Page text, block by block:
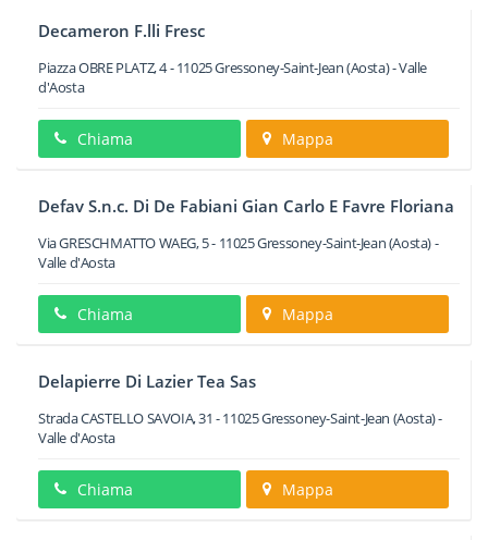
Decameron F.lli Fresc
Piazza OBRE PLATZ, 4-11025Gressoney-Saint-Jean(Aosta) -Valle
d'Aosta
Chiama Mappa
Defav S.n.c. Di De Fabiani Gian Carlo E Favre Floriana
Via GRESCHMATTO WAEG, 5- 11025Gressoney-Saint-Jean(Aosta) -
Valle d'Aosta
Chiama Mappa
Delapierre Di Lazier Tea Sas
Strada CASTELLO SAVOIA, 31 -11025Gressoney-Saint-Jean (Aosta) -
Valle d'Aosta
Chiama Mappa